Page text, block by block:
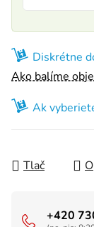
Diskrétne
Ako balíme
Ak
Tlač
+420